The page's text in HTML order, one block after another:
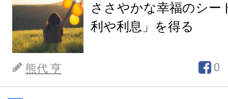
ささやかな幸福のシー
利や利息」を得る
熊代 亨 0